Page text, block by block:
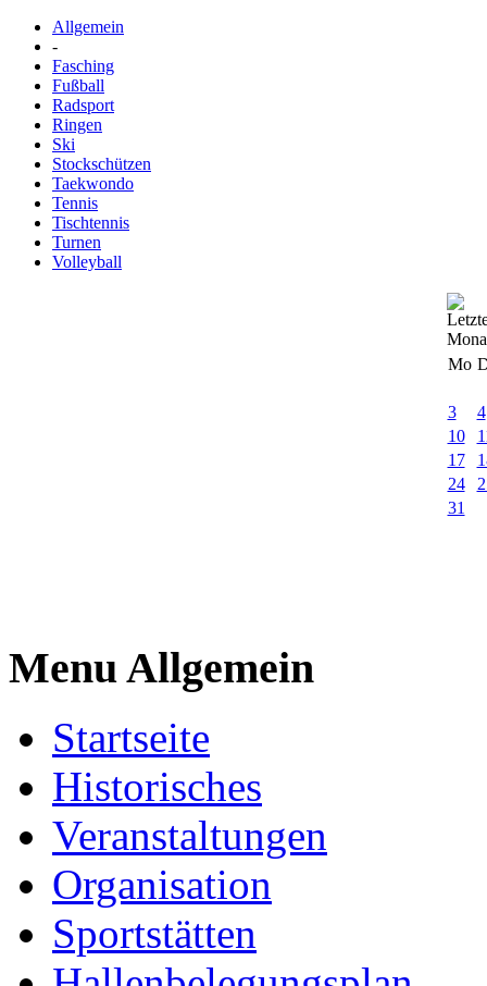
Allgemein
-
Fasching
Fußball
Radsport
Ringen
Ski
Stockschützen
Taekwondo
Tennis
Tischtennis
Turnen
Volleyball
Mo
3
4
10
17
24
31
Menu Allgemein
Startseite
Historisches
Veranstaltungen
Organisation
Sportstätten